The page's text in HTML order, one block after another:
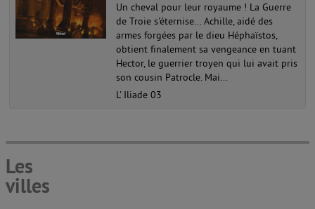
Un cheval pour leur royaume ! La Guerre
de Troie s'éternise... Achille, aidé des
armes forgées par le dieu Héphaïstos,
obtient finalement sa vengeance en tuant
Hector, le guerrier troyen qui lui avait pris
son cousin Patrocle. Mai...
L' Iliade 03
Les
villes